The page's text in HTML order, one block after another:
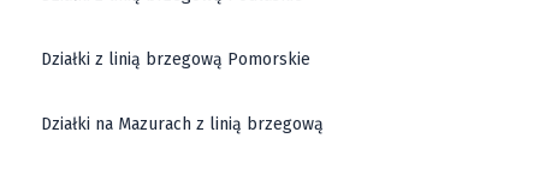
Działki z linią brzegową Pomorskie
Działki na Mazurach z linią brzegową